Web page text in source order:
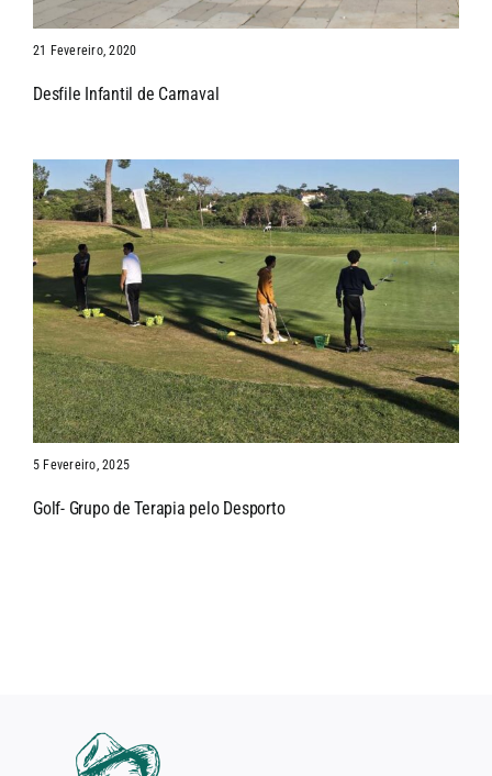
21 Fevereiro, 2020
Desfile Infantil de Carnaval
5 Fevereiro, 2025
Golf- Grupo de Terapia pelo Desporto